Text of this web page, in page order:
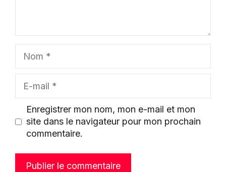
mail
Enregistrer mon nom, mon e-mail et mon
site dans le navigateur pour mon prochain
commentaire.